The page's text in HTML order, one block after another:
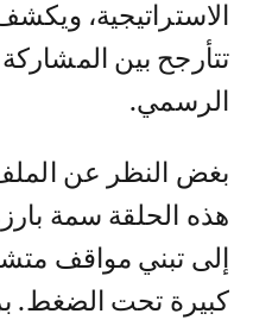
الاستراتيجية،
تتأرجح بين المشاركة
الرسمي.
بغض النظر عن
هذه الحلقة سمة
إلى تبني مواقف
كبيرة تحت الضغط.